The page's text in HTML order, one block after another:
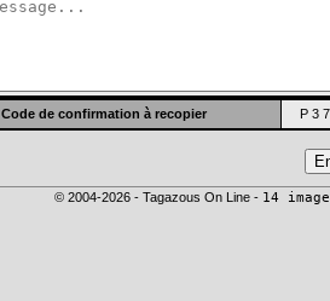
Code de confirmation à recopier P 3
© 2004-2026 - Tagazous On Line - 14